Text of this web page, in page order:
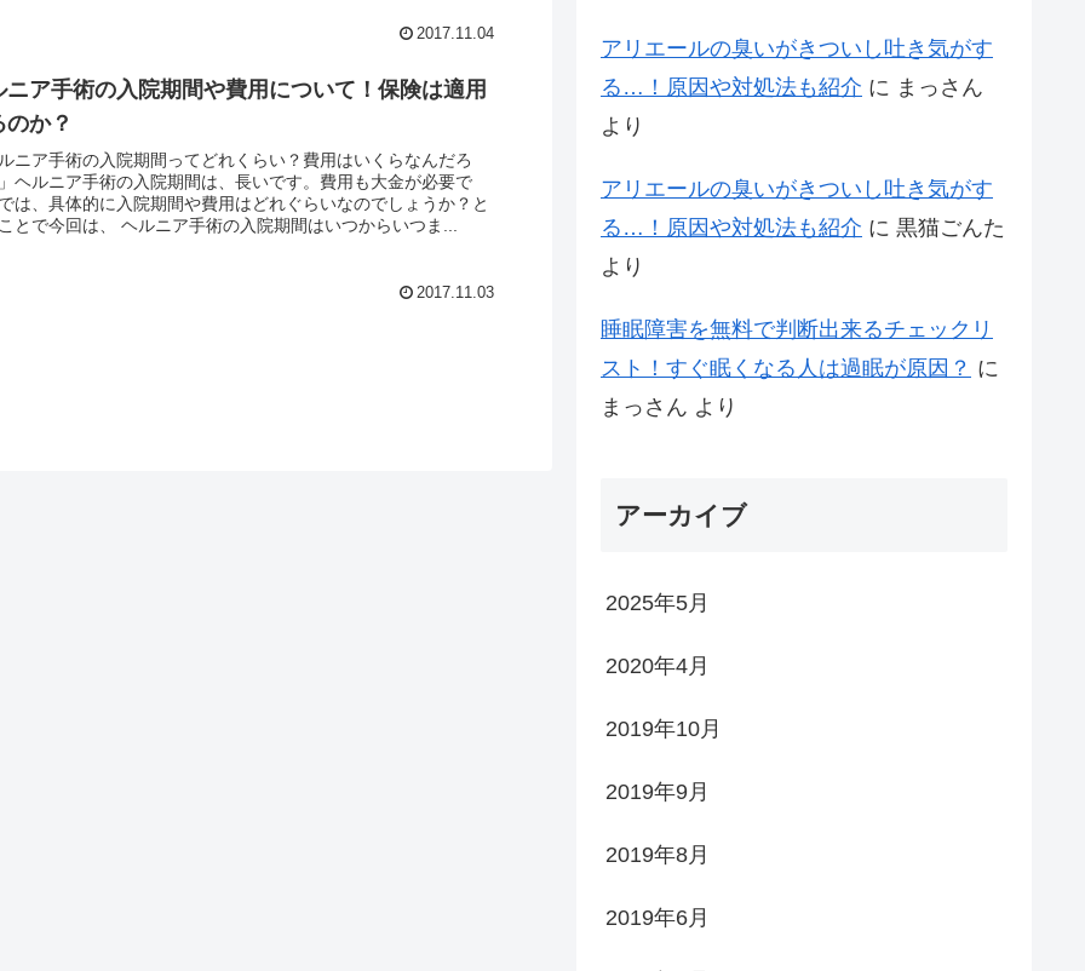
2017.11.04
ニア手術の入院期間や費用について！保険は適用
のか？
ルニア手術の入院期間ってどれくらい？費用はいくらなんだろ
ヘルニア手術の入院期間は、長いです。費用も大金が必要で
は、具体的に入院期間や費用はどれぐらいなのでしょうか？と
とで今回は、 ヘルニア手術の入院期間はいつからいつま...
2017.11.03
アリエールの臭いがきついし吐き気がす
る…！原因や対処法も紹介 に まっさん
より
アリエールの臭いがきついし吐き気がす
る…！原因や対処法も紹介 に 黒猫ごんた
より
睡眠障害を無料で判断出来るチェックリ
スト！すぐ眠くなる人は過眠が原因？ に
まっさん より
アーカイブ
2025年5月
2020年4月
2019年10月
2019年9月
2019年8月
2019年6月